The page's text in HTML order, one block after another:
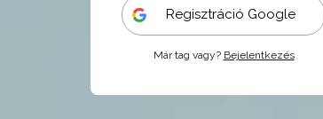
Regisztráció Google
Már tag vagy? Bejelentkezés